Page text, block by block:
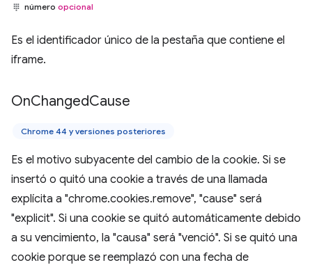
número opcional
Es el identificador único de la pestaña que contiene el
iframe.
OnChangedCause
Chrome 44 y versiones posteriores
Es el motivo subyacente del cambio de la cookie. Si se
insertó o quitó una cookie a través de una llamada
explícita a "chrome.cookies.remove", "cause" será
"explicit". Si una cookie se quitó automáticamente debido
a su vencimiento, la "causa" será "venció". Si se quitó una
cookie porque se reemplazó con una fecha de